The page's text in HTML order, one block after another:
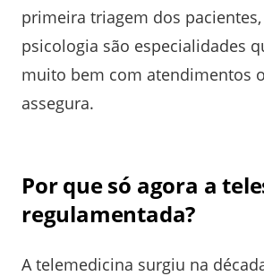
primeira triagem dos
psicologia são especialidades
muito bem com atendimentos
assegura.
Por que só agora a
regulamentada?
A telemedicina surgiu na